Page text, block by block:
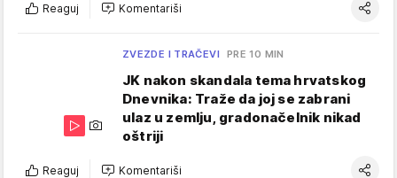
Reaguj Komentariši
ZVEZDE I TRAČEVI PRE 10 MIN
JK nakon skandala tema hrvatskog
Dnevnika: Traže da joj se zabrani
ulaz u zemlju, gradonačelnik nikad
oštriji
Reaguj Komentariši